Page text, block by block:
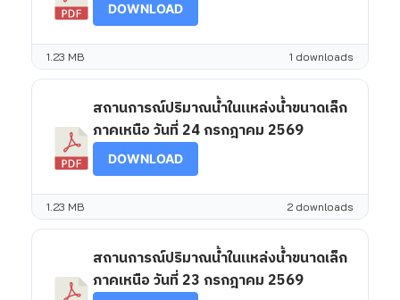
DOWNLOAD
1 downloads
1.23 MB
สถานการณ์ปริมาณน้ำในแหล่งน้ำขนาดเล็ก
ภาคเหนือ วันที่ 24 กรกฎาคม 2569
DOWNLOAD
2 downloads
1.23 MB
สถานการณ์ปริมาณน้ำในแหล่งน้ำขนาดเล็ก
ภาคเหนือ วันที่ 23 กรกฎาคม 2569